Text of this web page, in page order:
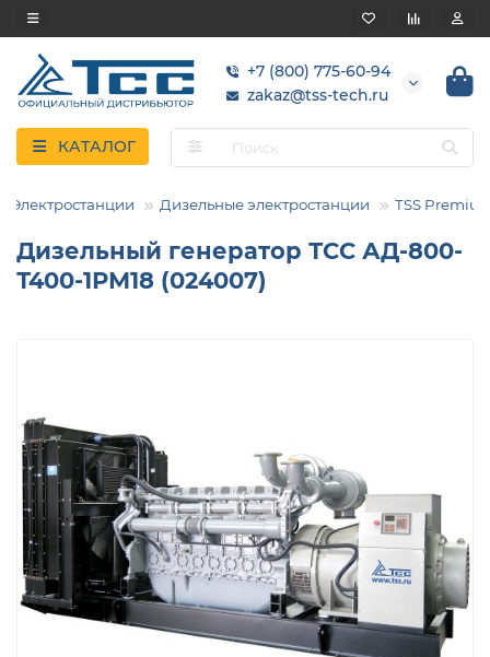
+7 (800) 775-60-94
zakaz@tss-tech.ru
КАТАЛОГ
Электростанции Дизельные электростанции TSS
Дизельный генератор ТСС АД-800-
Т400-1РМ18 (024007)